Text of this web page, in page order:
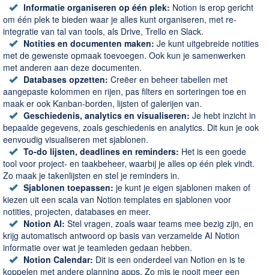
Informatie organiseren op één plek: Notion is erop gericht
om één plek te bieden waar je alles kunt organiseren, met re-
integratie van tal van tools, als Drive, Trello en Slack.
Notities en documenten maken: Je kunt uitgebreide notities
met de gewenste opmaak toevoegen. Ook kun je samenwerken
met anderen aan deze documenten.
Databases opzetten: Creëer en beheer tabellen met
aangepaste kolommen en rijen, pas filters en sorteringen toe en
maak er ook Kanban-borden, lijsten of galerijen van.
Geschiedenis, analytics en visualiseren: Je hebt inzicht in
bepaalde gegevens, zoals geschiedenis en analytics. Dit kun je ook
eenvoudig visualiseren met sjablonen.
To-do lijsten, deadlines en reminders: Het is een goede
tool voor project- en taakbeheer, waarbij je alles op één plek vindt.
Zo maak je takenlijsten en stel je reminders in.
Sjablonen toepassen: je kunt je eigen sjablonen maken of
kiezen uit een scala van Notion templates en sjablonen voor
notities, projecten, databases en meer.
Notion AI: Stel vragen, zoals waar teams mee bezig zijn, en
krijg automatisch antwoord op basis van verzamelde AI Notion
informatie over wat je teamleden gedaan hebben.
Notion Calendar: Dit is een onderdeel van Notion en is te
koppelen met andere planning apps. Zo mis je nooit meer een